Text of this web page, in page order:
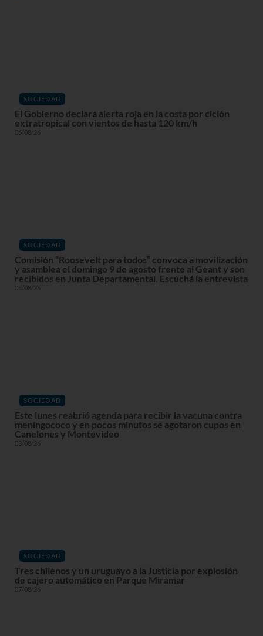
SOCIEDAD
El Gobierno declara alerta roja en la costa por ciclón
extratropical con vientos de hasta 120 km/h
06/08/26
SOCIEDAD
Comisión “Roosevelt para todos” convoca a movilización
y asamblea el domingo 9 de agosto frente al Geant y son
recibidos en Junta Departamental. Escuchá la entrevista
05/08/26
SOCIEDAD
Este lunes reabrió agenda para recibir la vacuna contra
meningococo y en pocos minutos se agotaron cupos en
Canelones y Montevideo
03/08/26
SOCIEDAD
Tres chilenos y un uruguayo a la Justicia por explosión
de cajero automático en Parque Miramar
07/08/26